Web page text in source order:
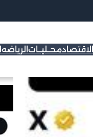
الاقتصادمحــليــات الرياضه